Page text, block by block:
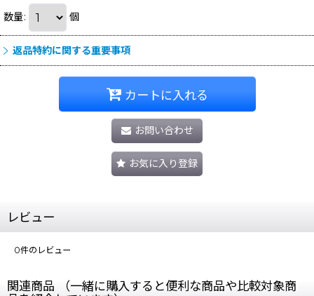
数量: 個
返品特約に関する重要事項
カートに入れる
お問い合わせ
お気に入り登録
レビュー
0件のレビュー
関連商品 （一緒に購入すると便利な商品や比較対象商